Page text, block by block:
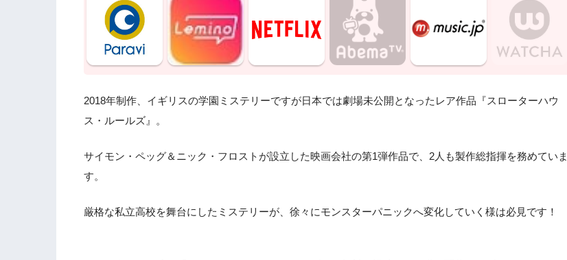
2018年制作、イギリスの学園ミステリーですが日本では劇場未公開となったレア作品『スローターハウ
ス・ルールズ』。
サイモン・ペッグ＆ニック・フロストが設立した映画会社の第1弾作品で、2人も製作総指揮を務めていま
す。
厳格な私立高校を舞台にしたミステリーが、徐々にモンスターパニックへ変化していく様は必見です！